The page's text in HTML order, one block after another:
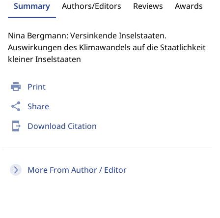
print Print
share Share
send_to_mobile Download Citation
More From Author / Editor
Summary Authors/Editors Reviews Awards
Nina Bergmann: Versinkende Inselstaaten.
Auswirkungen des Klimawandels auf die Staatlichkeit
kleiner Inselstaaten